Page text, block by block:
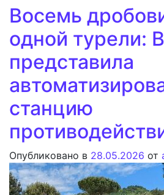
Восемь
одной турели:
представила
станцию
Опубликовано в 28.05.2026 от